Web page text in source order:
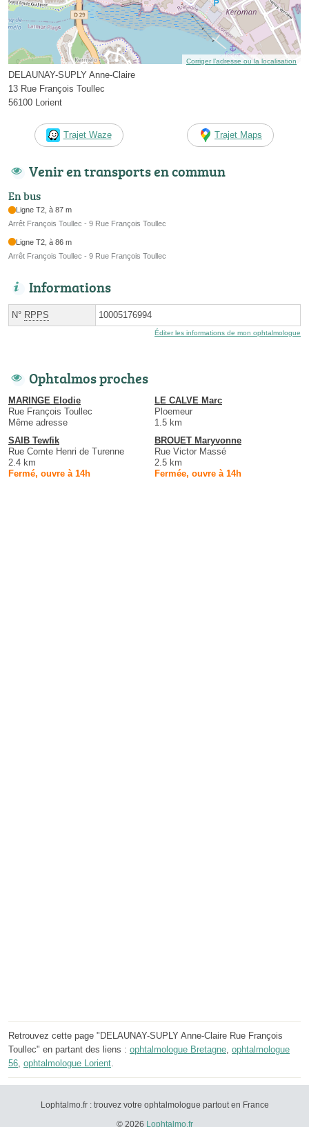
Corriger l’adresse ou la localisation
DELAUNAY-SUPLY Anne-Claire
13 Rue François Toullec
56100 Lorient
Trajet Waze Trajet Maps
Venir en transports en commun
En bus
Ligne T2, à 87 m
Arrêt François Toullec - 9 Rue François Toullec
Ligne T2, à 86 m
Arrêt François Toullec - 9 Rue François Toullec
Informations
N° RPPS 10005176994
Éditer les informations de mon ophtalmologue
Ophtalmos proches
MARINGE Elodie
Rue François Toullec
Même adresse
LE CALVE Marc
Ploemeur
1.5 km
SAIB Tewfik
Rue Comte Henri de Turenne
2.4 km
Fermé, ouvre à 14h
BROUET Maryvonne
Rue Victor Massé
2.5 km
Fermée, ouvre à 14h
Retrouvez cette page "DELAUNAY-SUPLY Anne-Claire Rue François
Toullec" en partant des liens : ophtalmologue Bretagne ophtalmologue
56 ophtalmologue Lorient
Lophtalmo.fr : trouvez votre ophtalmologue partout en France
© 2026 Lophtalmo.fr